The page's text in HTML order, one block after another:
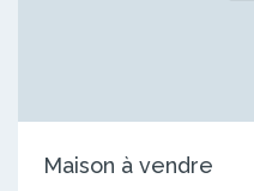
Maison à vendre